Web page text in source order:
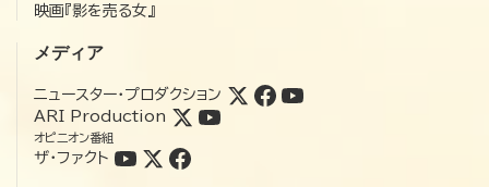
映画『影を売る女』
メディア
ニュースター・プロダクション
ARI Production
オピニオン番組
ザ・ファクト